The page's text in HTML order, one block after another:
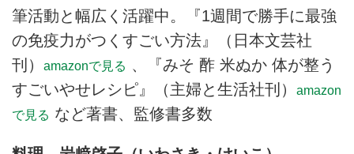
筆活動と幅広く活躍中。『1週間で勝手に最強
の免疫力がつくすごい方法』（日本文芸社
刊）
amazonで見る 、『みそ 酢 米ぬか 体が整う
すごいやせレシピ』（主婦と生活社刊）
amazon
で見る など著書、監修書多数